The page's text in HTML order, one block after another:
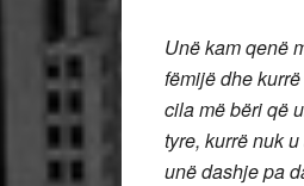
Unë kam qenë
fëmijë dhe
cila më bëri që
tyre, kurrë nuk
unë dashje pa